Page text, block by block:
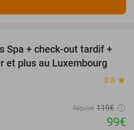
17%
Spa + check-out tardif +
et plus au Luxembourg
8.8 star
Régulier 119€
99€